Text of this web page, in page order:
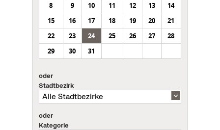
8
9 10 11 12 13
14
15
16 17 18 19 20
21
22
23 24 25 26 27
28
29
30 31
oder
Stadtbezirk
oder
Kategorie